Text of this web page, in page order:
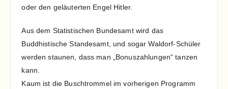
oder den geläuterten Engel Hitler.
Aus dem Statistischen Bundesamt wird das
Buddhistische Standesamt, und sogar Waldorf-Schüler
werden staunen, dass man „Bonuszahlungen“ tanzen
kann.
Kaum ist die Buschtrommel im vorherigen Programm